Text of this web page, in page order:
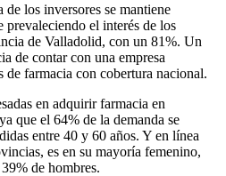
los inversores se mantiene
prevaleciendo el interés de los
de Valladolid, con un 81%. Un
de contar con una empresa
de farmacia con cobertura nacional.
en adquirir farmacia en
que el 64% de la demanda se
entre 40 y 60 años. Y en línea
es en su mayoría femenino,
de hombres.